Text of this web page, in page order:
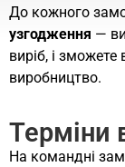
До кожного
узгодження —
виріб, і
виробництво.
Терміни
На командні